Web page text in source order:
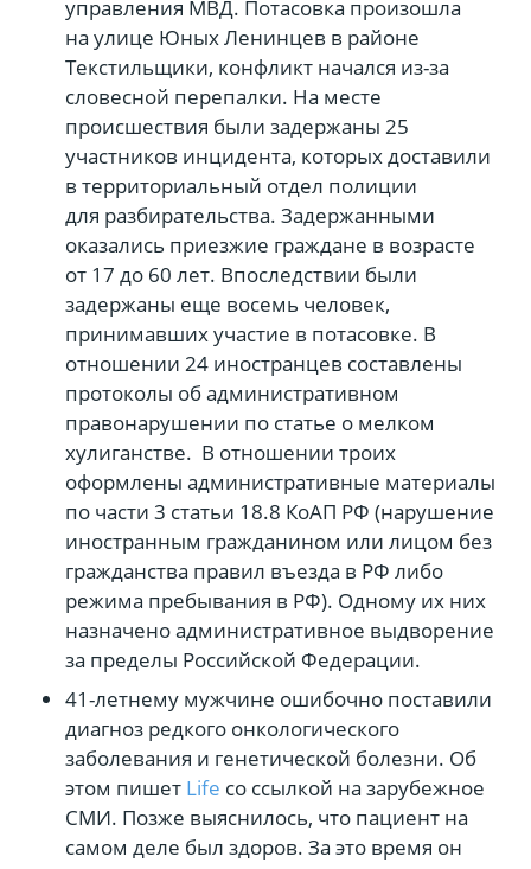
управления МВД. Потасовка произошла
на улице Юных Ленинцев в районе
Текстильщики, конфликт начался из-за
словесной перепалки. На месте
происшествия были задержаны 25
участников инцидента, которых доставили
в территориальный отдел полиции
для разбирательства. Задержанными
оказались приезжие граждане в возрасте
от 17 до 60 лет. Впоследствии были
задержаны еще восемь человек,
принимавших участие в потасовке. В
отношении 24 иностранцев составлены
протоколы об административном
правонарушении по статье о мелком
хулиганстве. В отношении троих
оформлены административные материалы
по части 3 статьи 18.8 КоАП РФ (нарушение
иностранным гражданином или лицом без
гражданства правил въезда в РФ либо
режима пребывания в РФ). Одному их них
назначено административное выдворение
за пределы Российской Федерации.
41-летнему мужчине ошибочно поставили
диагноз редкого онкологического
заболевания и генетической болезни. Об
этом пишет Life со ссылкой на зарубежное
СМИ. Позже выяснилось, что пациент на
самом деле был здоров. За это время он